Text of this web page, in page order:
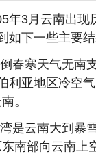
年3月云南出现
如下一些主要
春寒天气无南
利亚地区冷空
。
是云南大到暴
南部向云南上